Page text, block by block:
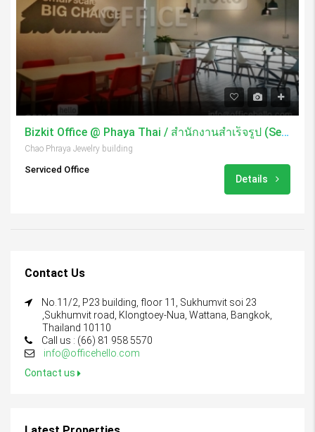
Bizkit Office @ Phaya Thai / สำนักงานสำเร็จรูป (Serviced Office)
Chao Phraya Jewelry building
Serviced Office
Details
Contact Us
No.11/2, P23 building, floor 11, Sukhumvit soi 23
,Sukhumvit road, Klongtoey-Nua, Wattana, Bangkok,
Thailand 10110
Call us : (66) 81 958 5570
info@officehello.com
Contact us